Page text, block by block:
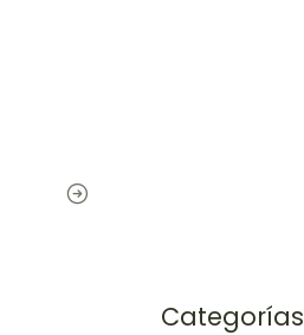
Categorías